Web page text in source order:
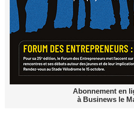
Abonnement en
à Businews le